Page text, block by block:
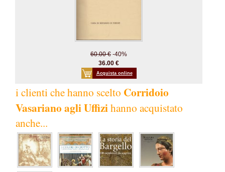
60.00 € -40%
36.00 €
Acquista online
i clienti che hanno scelto Corridoio
Vasariano agli Uffizihanno acquistato
anche...